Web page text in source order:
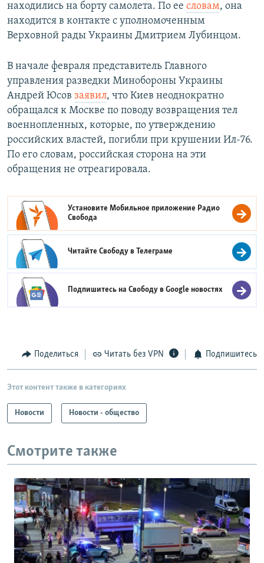
находились на борту самолета. По ее словам, она
находится в контакте с уполномоченным
Верховной рады Украины Дмитрием Лубинцом.
В начале февраля представитель Главного
управления разведки Минобороны Украины
Андрей Юсов заявил, что Киев неоднократно
обращался к Москве по поводу возвращения тел
военнопленных, которые, по утверждению
российских властей, погибли при крушении Ил-76.
По его словам, российская сторона на эти
обращения не отреагировала.
Установите Мобильное приложение Радио
Свобода
Читайте Свободу вТелеграме
Подпишитесь на Свободу вGoogle новостях
Поделиться Читать без VPN Подпишитесь
Этот контент также в категориях
Новости Новости - общество
Смотрите также